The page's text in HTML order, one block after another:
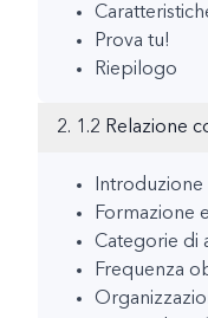
Prova tu!
Riepilogo
2. 1.2 Relazione
Introduzione
Formazione
Categorie di
Frequenza